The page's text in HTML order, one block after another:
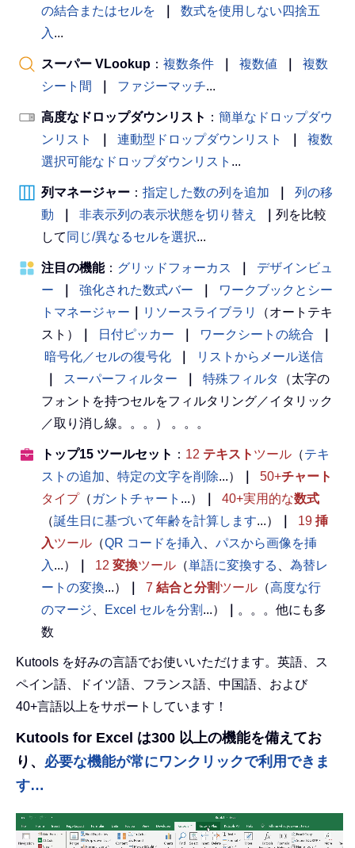
の結合またはセルを
数式を使用しない四捨五
入 ...
スーパー VLookup ： 複数条件 複数値
複数
シート間
ファジーマッチ...
高度なドロップダウンリスト ： 簡単なドロップダウ
ンリスト
連動型ドロップダウンリスト
複数
選択可能なドロップダウンリスト ...
列マネージャー ： 指定した数の列を追加
列の移
動
非表示列の表示状態を切り替え
列を比較
して 同じ/異なるセルを選択...
注目の機能： グリッドフォーカス
デザインビュ
ー
強化された数式バー
ワークブックとシー
トマネージャー
リソースライブラリ
（オートテキ
スト）
日付ピッカー ワークシートの統合
暗号化／セルの復号化
リストからメール送信
スーパーフィルター 特殊フィルタ
（太字の
フォントを持つセルをフィルタリング／イタリック
／取り消し線。。。） 。。。
トップ15 ツールセット ： 12 テキスト ツール （テキ
ストの追加
特定の文字を削除...） 50+チャート
タイプ（ ガントチャート ...） 40+実用的な数式
（誕生日に基づいて年齢を計算します...） 19 挿
入ツール （QR コードを挿入
パスから画像を挿
入 ...） 12 変換ツール （単語に変換する
為替レ
ートの変換...） 7 結合と分割ツール （高度な行
のマージ
Excel セルを分割 ...）
。。。他にも多
数
Kutools を好みの言語でお使いいただけます。英語、ス
ペイン語、ドイツ語、フランス語、中国語、および
40+言語以上をサポートしています！
Kutools for Excel は300 以上の機能を備えてお
り、 必要な機能が常にワンクリックで利用できま
す…